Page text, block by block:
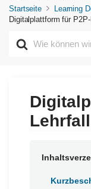
Startseite
Learning
Digitalplattform für